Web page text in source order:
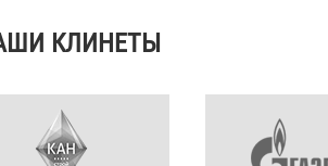
КЛИНЕТЫ